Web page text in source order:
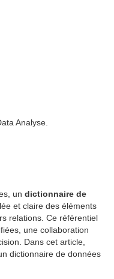
Analyse.
un dictionnaire de
et claire des éléments
relations. Ce référentiel
une collaboration
Dans cet article,
dictionnaire de données